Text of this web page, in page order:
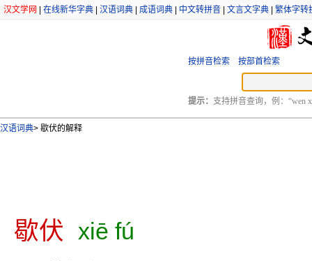
汉文学网 在线新华字典 汉语词典 成语词典 中文转拼音 文言文字典 繁体字转
按拼音检索 按部首检索
提示： 支持拼音查询，例：“wen
汉语词典> 歇伏的解释
歇伏 xiē fú